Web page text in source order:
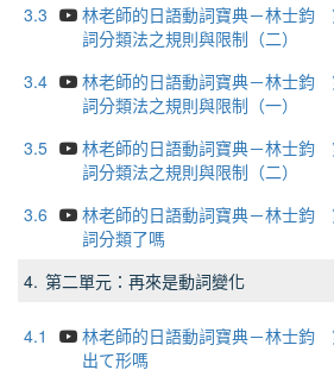
3.3
林老師的日語動詞寶典－林士
詞分類法之規則與限制（二）
3.4
林老師的日語動詞寶典－林士
詞分類法之規則與限制（一）
3.5
林老師的日語動詞寶典－林士
詞分類法之規則與限制（二）
3.6
林老師的日語動詞寶典－林士
詞分類了嗎
4. 第二單元：再來是動詞變化
4.1
林老師的日語動詞寶典－林士
出て形嗎